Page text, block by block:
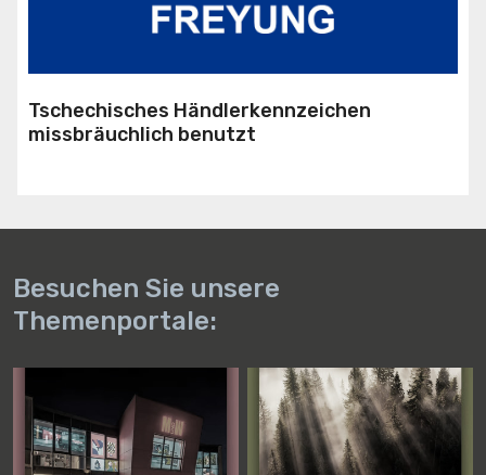
Tschechisches Händlerkennzeichen
missbräuchlich benutzt
Besuchen Sie unsere
Themenportale: